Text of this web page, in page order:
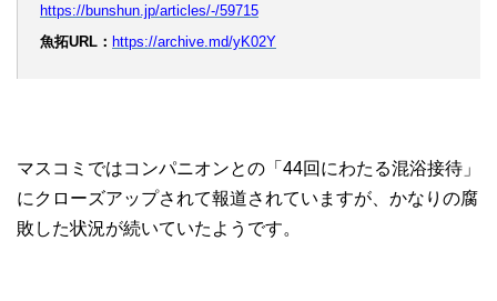
https://bunshun.jp/articles/-/59715
魚拓URL： https://archive.md/yK02Y
マスコミではコンパニオンとの「44回にわたる混浴接待」
にクローズアップされて報道されていますが、かなりの腐
敗した状況が続いていたようです。